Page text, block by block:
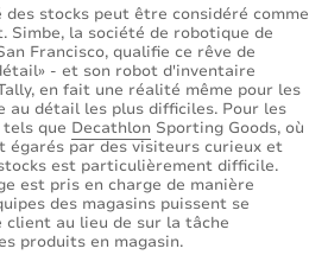
stocks peut être considéré comme
la société de robotique de
Francisco, qualifie ce rêve de
- et son robot d'inventaire
en fait une réalité même pour les
au détail les plus difficiles. Pour les
que Decathlon Sporting Goods, où
égarés par des visiteurs curieux et
est particulièrement difficile.
est pris en charge de manière
des magasins puissent se
au lieu de sur la tâche
produits en magasin.